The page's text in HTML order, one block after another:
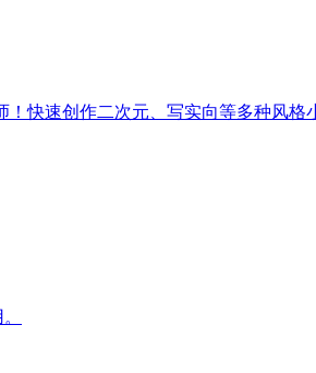
快速创作二次元、写实向等多种风格